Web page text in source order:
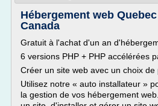
Hébergement web
Canada
Gratuit à l'achat d'un an
6 versions PHP + PHP accélérées
Créer un site web avec un choix de
Utilisez notre « auto installateur »
la gestion de vos hébergement